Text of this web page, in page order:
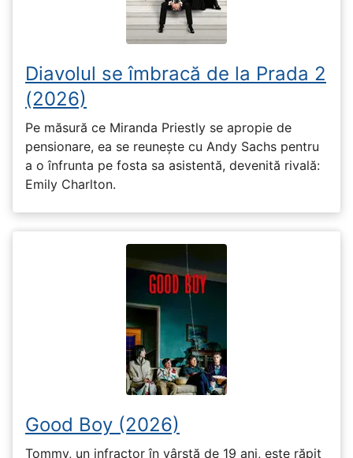
Diavolul se îmbracă de la Prada 2
(2026)
Pe măsură ce Miranda Priestly se apropie de
pensionare, ea se reunește cu Andy Sachs pentru
a o înfrunta pe fosta sa asistentă, devenită rivală:
Emily Charlton.
Good Boy (2026)
Tommy, un infractor în vârstă de 19 ani, este răpit